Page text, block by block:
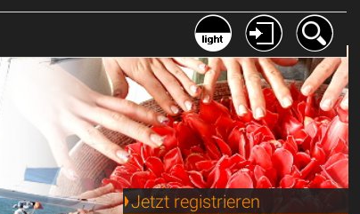
Jetzt registrieren